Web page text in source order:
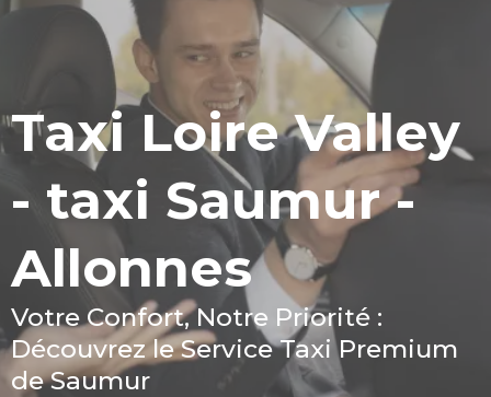
Taxi Loire Valley
- taxi Saumur -
Allonnes
Votre Confort, Notre Priorité :
Découvrez le Service Taxi Premium
de Saumur